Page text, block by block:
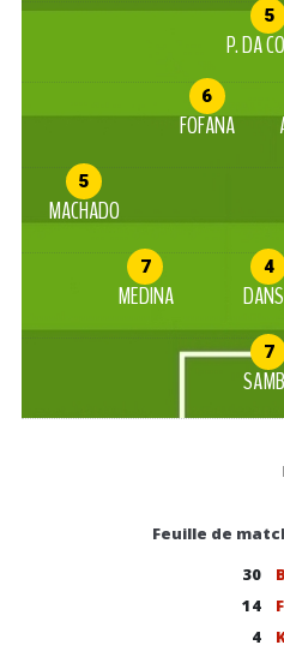
5
P. DA
6
FOFANA
5
MACHADO
7
MEDINA
4
7
Feuille de
30
14
4